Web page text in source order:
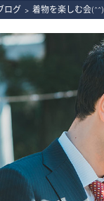
ログ > 着物を楽しむ会(^^)